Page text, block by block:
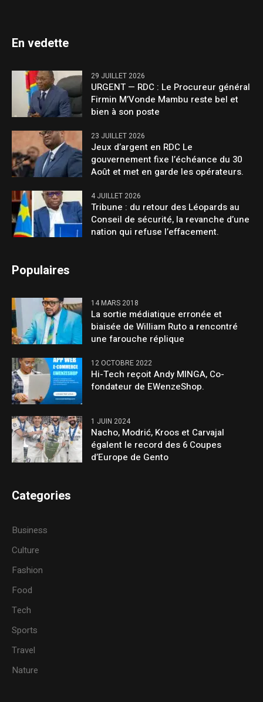
En vedette
29 JUILLET 2026
URGENT — RDC : Le Procureur général
Firmin M’Vonde Mambu reste bel et
bien à son poste
23 JUILLET 2026
Jeux d’argent en RDC Le
gouvernement fixe l’échéance du 30
Août et met en garde les opérateurs.
4 JUILLET 2026
Tribune : du retour des Léopards au
Conseil de sécurité, la revanche d’une
nation qui refuse l’effacement.
Populaires
14 MARS 2018
La sortie médiatique erronée et
biaisée de William Ruto a rencontré
une farouche réplique
12 OCTOBRE 2022
Hi-Tech reçoit Andy MINGA, Co-
fondateur de EWenzeShop.
1 JUIN 2024
Nacho, Modrić, Kroos et Carvajal
égalent le record des 6 Coupes
d’Europe de Gento
Categories
Business
Culture
Fashion
Food
Tech
Sports
Travel
Nature